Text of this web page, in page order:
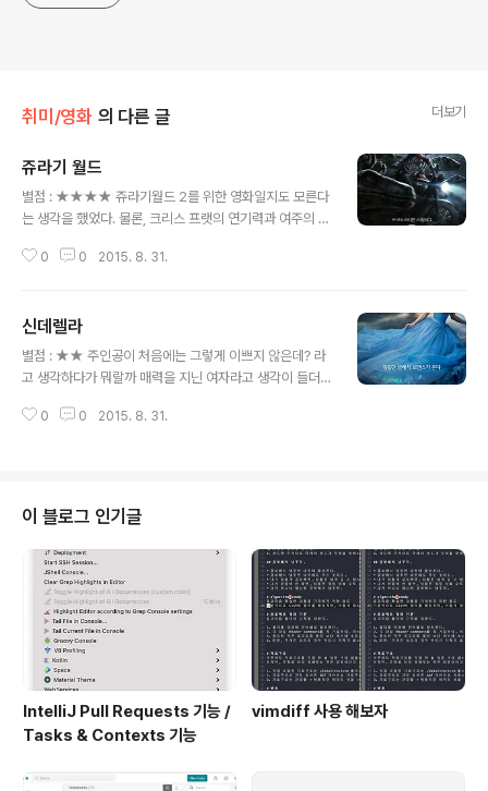
취미/영화 의 다른 글 더보기
쥬라기 월드
별점 : ★★★★ 쥬라기월드 2를 위한 영화일지도 모른다
는 생각을 했었다. 물론, 크리스 프랫의 연기력과 여주의 로
인은 뭐랄까 뻔한 스토리였지만, 그래도 공룡을 보는 맛으
0 0 2015. 8. 31.
신데렐라
별점 : ★★ 주인공이 처음에는 그렇게 이쁘지 않은데? 라
고 생각하다가 뭐랄까 매력을 지닌 여자라고 생각이 들더
는 생각을 했다. 스토리는 매우 매우 잘 아는 옛날 이야기이
e courage and be kind" 명대사가 아닐까 한다. 나름
신데렐라의 동화가 기억나지 않을 20대의 중반에 보면 괜
찮을 것 같다.
0 0 2015. 8. 31.
이 블로그 인기글
IntelliJ Pull Requests 기능 /
Tasks & Contexts 기능
vimdiff 사용 해보자